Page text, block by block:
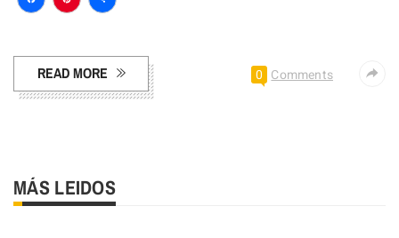
Facebook
Pinterest
Compartir
READ MORE 0 Comments
MÁS LEIDOS